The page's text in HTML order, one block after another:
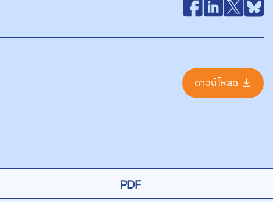
ดาวน์โหลด
PDF